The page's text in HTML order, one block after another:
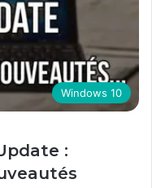
Windows 10
: